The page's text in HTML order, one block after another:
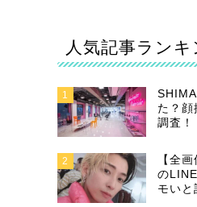
人気記事ランキ
1
た？顔
調査！
2
【全
の
モいと